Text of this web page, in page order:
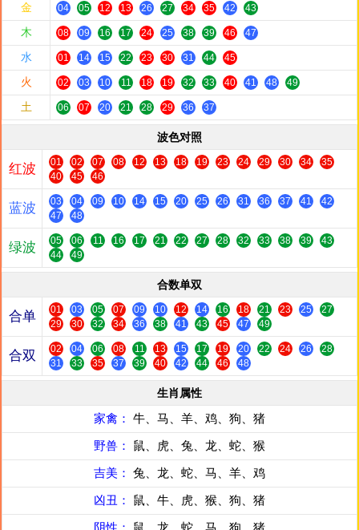
金
04 05 12 13 26 27 34 35 42 43
木 08 09 16 17 24 25 38 39 46 47
水 01 14 15 22 23 30 31 44 45
火 02 03 10 11 18 19 32 33 40 41 48 49
土 06 07 20 21 28 29 36 37
波色对照
红波 01 02 07 08 12 13 18 19 23 24 29 30 34
35
40
45 46
蓝波 03 04 09 10 14 15 20 25 26 31 36 37 41
42
47
48
绿波 05 06 11 16 17 21 22 27 28 32 33 38 39
43
44
49
合数单双
合单 01 03 05 07 09 10 12 14 16 18 21 23 25
27
29
30 32 34 36 38 41 43 45 47 49
合双 02 04 06 08 11 13 15 17 19 20 22 24 26
28
31
33 35 37 39 40 42 44 46 48
生肖属性
家禽： 牛、马、羊、鸡、狗、猪
野兽： 鼠、虎、兔、龙、蛇、猴
吉美： 兔、龙、蛇、马、羊、鸡
凶丑： 鼠、牛、虎、猴、狗、猪
阴性： 鼠、龙、蛇、马、狗、猪